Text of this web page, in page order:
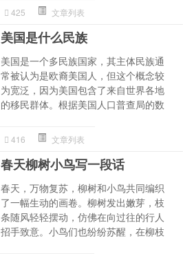
425 文章列表
美国是什么民族
美国是一个多民族国家，其主体民族通
常被认为是欧裔美国人，但这个概念较
为宽泛，因为美国包含了来自世界各地
的移民群体。根据美国人口普查局的数
416 文章列表
春天柳树小鸟写一段话
春天，万物复苏，柳树和小鸟共同编织
了一幅生动的画卷。柳树发出嫩芽，枝
条随风轻轻摆动，仿佛在向过往的行人
招手致意。小鸟们也纷纷苏醒，在柳枝